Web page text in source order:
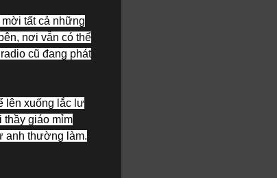
tất cả những
nơi vẫn có thể
cũ đang phát
lên xuống lắc lư
thầy giáo mỉm
anh thường làm.